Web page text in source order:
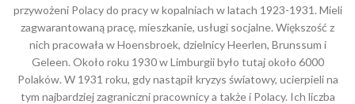
przywożeni Polacy do pracy w kopalniach w latach 1923-1931. Mieli
zagwarantowaną pracę, mieszkanie, usługi socjalne. Większość z
nich pracowała w Hoensbroek, dzielnicy Heerlen, Brunssum i
Geleen. Około roku 1930 w Limburgii było tutaj około 6000
Polaków. W 1931 roku, gdy nastąpił kryzys światowy, ucierpieli na
tym najbardziej zagraniczni pracownicy a także i Polacy. Ich liczba